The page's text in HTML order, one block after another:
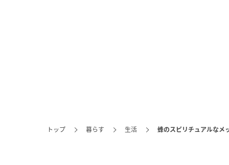
トップ 暮らす 生活 蜂のスピリチュアルな